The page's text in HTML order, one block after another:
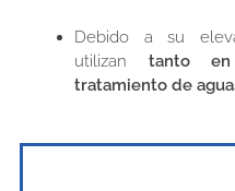
Debido a su
utilizan tanto
tratamiento de